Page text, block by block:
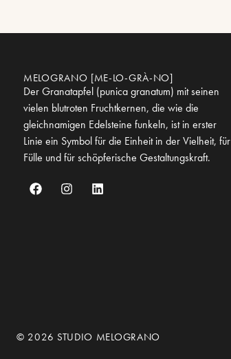
MELOGRANO [ME-LO-GRÀ-NO]
Der Granatapfel (punica granatum) mit seinen
vielen blutroten Fruchtkernen, die wie die
gleichnamigen Edelsteine funkeln, ist in erster
Linie ein Symbol für die Einheit in der Vielheit, für
Fülle und für schöpferische Gestaltungskraft.
© 2026 STUDIO MELOGRANO